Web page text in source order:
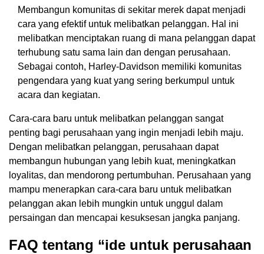
Membangun komunitas di sekitar merek dapat menjadi
cara yang efektif untuk melibatkan pelanggan. Hal ini
melibatkan menciptakan ruang di mana pelanggan dapat
terhubung satu sama lain dan dengan perusahaan.
Sebagai contoh, Harley-Davidson memiliki komunitas
pengendara yang kuat yang sering berkumpul untuk
acara dan kegiatan.
Cara-cara baru untuk melibatkan pelanggan sangat
penting bagi perusahaan yang ingin menjadi lebih maju.
Dengan melibatkan pelanggan, perusahaan dapat
membangun hubungan yang lebih kuat, meningkatkan
loyalitas, dan mendorong pertumbuhan. Perusahaan yang
mampu menerapkan cara-cara baru untuk melibatkan
pelanggan akan lebih mungkin untuk unggul dalam
persaingan dan mencapai kesuksesan jangka panjang.
FAQ tentang “ide untuk perusahaan